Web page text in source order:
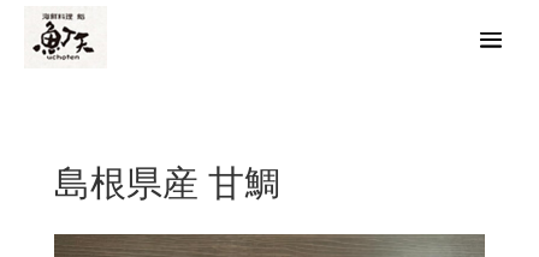
島根県産 甘鯛